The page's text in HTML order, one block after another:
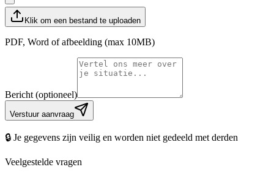
Klik om een bestand te uploaden
PDF, Word of afbeelding (max 10MB)
Bericht (optioneel)
Verstuur aanvraag
🔒 Je gegevens zijn veilig en worden niet gedeeld met derden
Veelgestelde vragen